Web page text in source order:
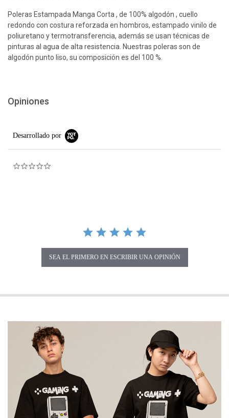
Poleras Estampada Manga Corta , de 100% algodón , cuello
redondo con costura reforzada en hombros, estampado vinilo de
poliuretano y termotransferencia, además se usan técnicas de
pinturas al agua de alta resistencia. Nuestras poleras son de
algodón punto liso, su composición es del 100 %.
Opiniones
Desarrollado por
SEA EL PRIMERO EN ESCRIBIR UNA OPINIÓN